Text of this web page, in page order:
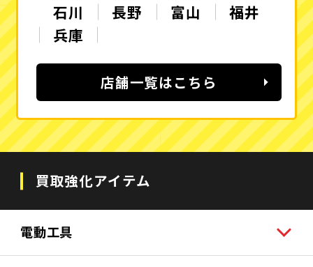
石川
長野 富山
福井
兵庫
店舗一覧はこちら
買取強化アイテム
電動工具